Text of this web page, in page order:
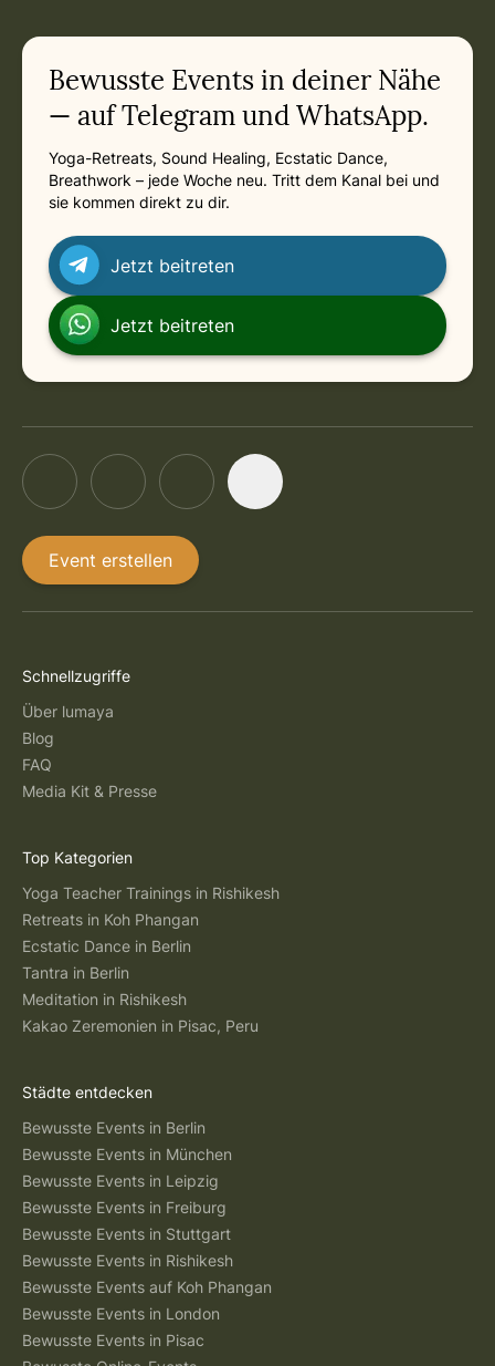
Related appointments
Bewusste Events in deiner Nähe
— auf Telegram und WhatsApp.
Yoga-Retreats, Sound Healing, Ecstatic Dance,
Breathwork – jede Woche neu. Tritt dem Kanal bei und
sie kommen direkt zu dir.
Jetzt beitreten
Jetzt beitreten
Event erstellen
Schnellzugriffe
Über lumaya
Blog
FAQ
Media Kit & Presse
Top Kategorien
Yoga Teacher Trainings in Rishikesh
Retreats in Koh Phangan
Ecstatic Dance in Berlin
Tantra in Berlin
Meditation in Rishikesh
Kakao Zeremonien in Pisac, Peru
Städte entdecken
Bewusste Events in Berlin
Bewusste Events in München
Bewusste Events in Leipzig
Bewusste Events in Freiburg
Bewusste Events in Stuttgart
Bewusste Events in Rishikesh
Bewusste Events auf Koh Phangan
Bewusste Events in London
Bewusste Events in Pisac